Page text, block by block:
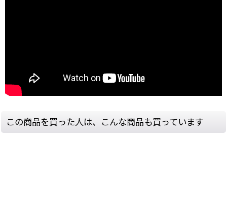
この商品を買った人は、こんな商品も買っています